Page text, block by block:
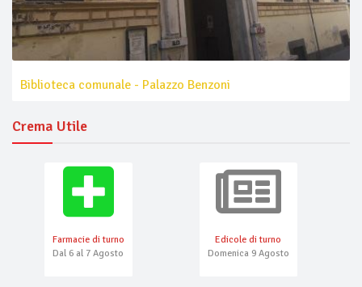
Biblioteca comunale - Palazzo Benzoni
Crema Utile
Farmacie di turno
Dal 6 al 7 Agosto
Edicole di turno
Domenica 9 Agosto